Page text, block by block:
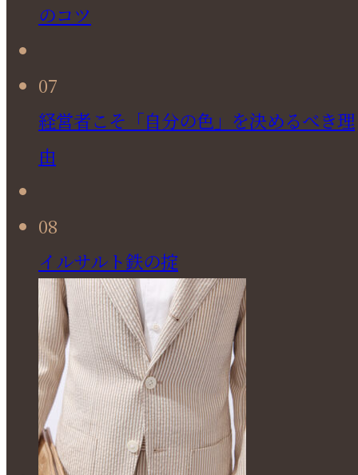
のコツ
07
経営者こそ「自分の色」を決めるべき理
由
08
イルサルト鉄の掟